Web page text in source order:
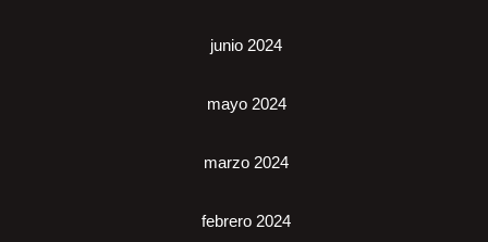
junio 2024
mayo 2024
marzo 2024
febrero 2024